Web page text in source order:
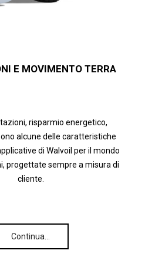
E MOVIMENTO TERRA
risparmio energetico,
alcune delle caratteristiche
di Walvoil per il mondo
progettate sempre a misura di
cliente.
Continua…